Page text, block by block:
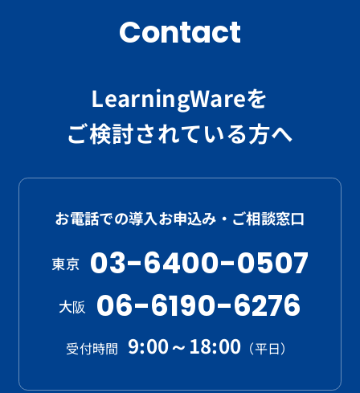
Contact
LearningWareを
ご検討されている方へ
お電話での導入お申込み・ご相談窓口
東京 03-6400-0507
大阪 06-6190-6276
受付時間 9:00～18:00 （平日）